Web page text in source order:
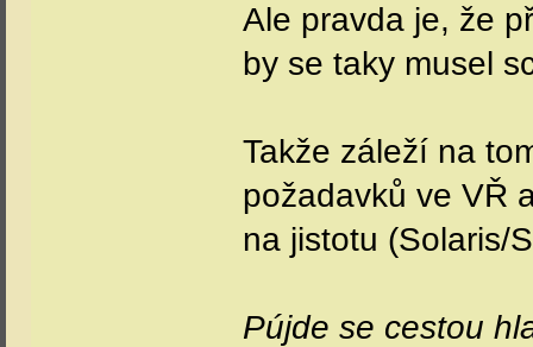
Ale pravda je, že
by se taky musel
Takže záleží na
požadavků ve VŘ
na jistotu (Solaris/
Pújde se cestou